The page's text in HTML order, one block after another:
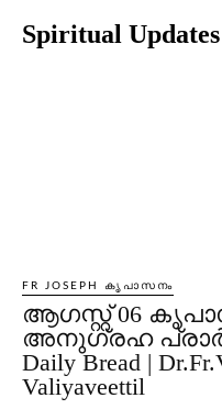
Spiritual Updates
FR JOSEPH കൃപാസനം
ആഗസ്റ്റ് 06
അനുഗ്രഹ
Daily Bread |
Valiyaveettil